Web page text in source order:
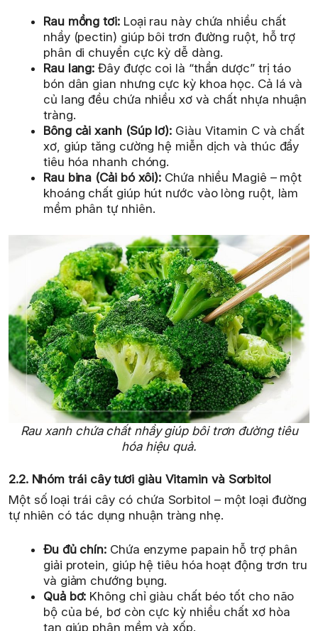
Rau mồng tơi:Loại rau này chứa nhiều chất
nhầy (pectin) giúp bôi trơn đường ruột, hỗ trợ
phân di chuyển cực kỳ dễ dàng.
Rau lang: Đây được coi là “thần dược” trị táo
bón dân gian nhưng cực kỳ khoa học. Cả lá và
củ lang đều chứa nhiều xơ và chất nhựa nhuận
tràng.
Bông cải xanh (Súp lơ): Giàu Vitamin C và chất
xơ, giúp tăng cường hệ miễn dịch và thúc đẩy
tiêu hóa nhanh chóng.
Rau bina (Cải bó xôi): Chứa nhiều Magiê – một
khoáng chất giúp hút nước vào lòng ruột, làm
mềm phân tự nhiên.
Rau xanh chứa chất nhầy giúp bôi trơn đường tiêu
hóa hiệu quả.
2.2. Nhóm trái cây tươi giàu Vitamin và Sorbitol
Một số loại trái cây có chứa Sorbitol – một loại đường
tự nhiên có tác dụng nhuận tràng nhẹ.
Đu đủ chín: Chứa enzyme papain hỗ trợ phân
giải protein, giúp hệ tiêu hóa hoạt động trơn tru
và giảm chướng bụng.
Quả bơ: Không chỉ giàu chất béo tốt cho não
bộ của bé, bơ còn cực kỳ nhiều chất xơ hòa
tan giúp phân mềm và xốp.